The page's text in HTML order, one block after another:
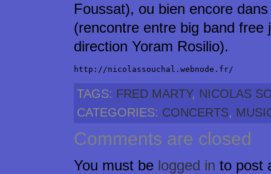
Foussat), ou bien encore
(rencontre entre big band
direction Yoram Rosilio).
http://nicolassouchal.webnode.fr/
TAGS: FRED MARTY, NICOLAS
CATEGORIES: CONCERTS,
Comments are closed
You must be logged in to post